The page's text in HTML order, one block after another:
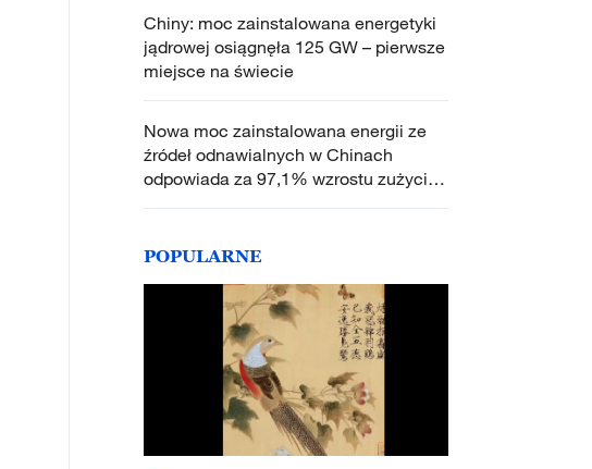
Chiny: moc zainstalowana energetyki
jądrowej osiągnęła 125 GW – pierwsze
miejsce na świecie
Nowa moc zainstalowana energii ze
źródeł odnawialnych w Chinach
odpowiada za 97,1% wzrostu zużycia
energii elektrycznej w społeczeństwie
POPULARNE